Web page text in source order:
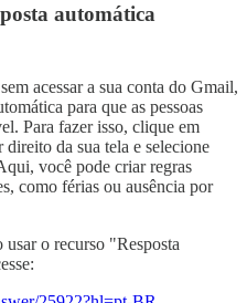
automática
acessar a sua conta do Gmail,
para que as pessoas
Para fazer isso, clique em
da sua tela e selecione
você pode criar regras
como férias ou ausência por
o recurso "Resposta